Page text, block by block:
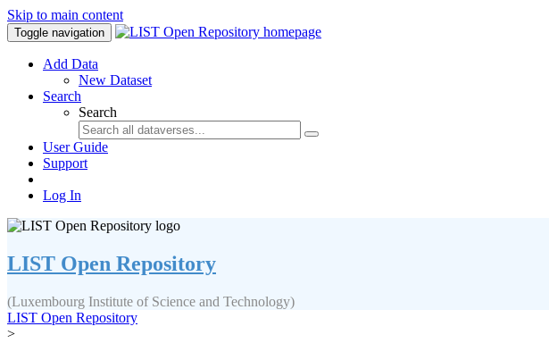
Skip to main content
Toggle navigation
Add Data
New Dataset
Search
Search
User Guide
Support
Log In
LIST Open Repository
(Luxembourg Institute of Science and Technology)
LIST Open Repository
>